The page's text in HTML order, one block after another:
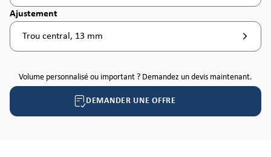
Sélectionnez
Ajustement
Trou central, 13 mm
Volume personnalisé ou important ? Demandez un devis maintenant.
DEMANDER UNE OFFRE